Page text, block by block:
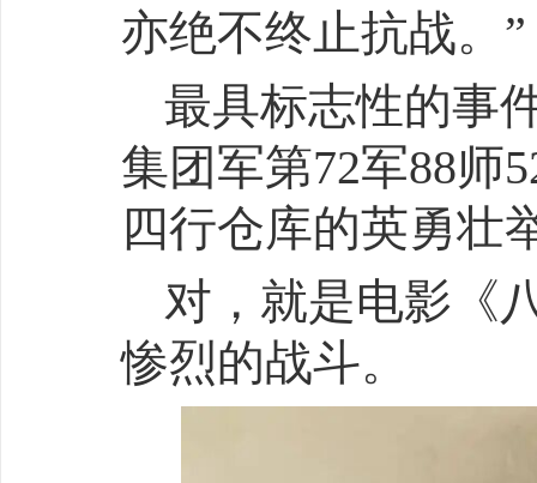
亦绝不终止抗战。”
最具标志性的事
集团军第72军88师
四行仓库的英勇壮
对，就是电影《
惨烈的战斗。